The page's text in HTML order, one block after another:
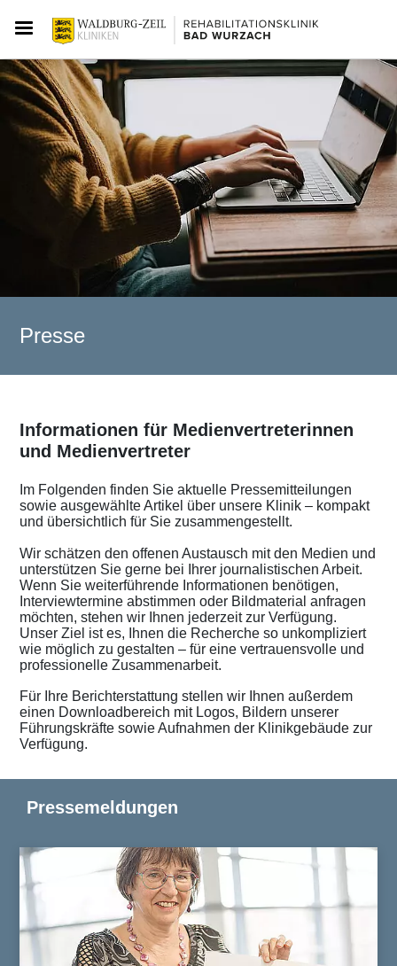
Presse
Informationen für Medienvertreterinnen
und Medienvertreter
Im Folgenden finden Sie aktuelle Pressemitteilungen
sowie ausgewählte Artikel über unsere Klinik – kompakt
und übersichtlich für Sie zusammengestellt.
Wir schätzen den offenen Austausch mit den Medien und
unterstützen Sie gerne bei Ihrer journalistischen Arbeit.
Wenn Sie weiterführende Informationen benötigen,
Interviewtermine abstimmen oder Bildmaterial anfragen
möchten, stehen wir Ihnen jederzeit zur Verfügung.
Unser Ziel ist es, Ihnen die Recherche so unkompliziert
wie möglich zu gestalten – für eine vertrauensvolle und
professionelle Zusammenarbeit.
Für Ihre Berichterstattung stellen wir Ihnen außerdem
einen Downloadbereich mit Logos, Bildern unserer
Führungskräfte sowie Aufnahmen der Klinikgebäude zur
Verfügung.
Pressemeldungen